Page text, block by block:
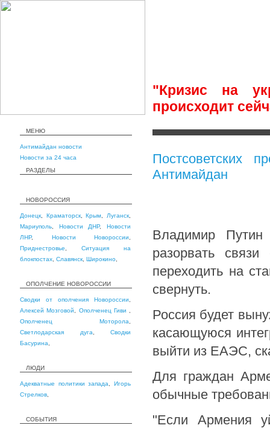
"Кризис на
происходит
МЕНЮ
Антимайдан новости
Новости за 24 часа
РАЗДЕЛЫ
НОВОРОССИЯ
Донецк Краматорск,Крым Луганск
Мариуполь
Новости ДНР,Новости
ЛНР, Новости Новороссии
Приднестровье
Ситуация на
блокпостах Славянск Широкино
ОПОЛЧЕНИЕ НОВОРОССИИ
Сводки от ополчения Новороссии
Алексей Мозговой
Ополченец Гиви
Ополченец Моторола
Светлодарская дуга
Сводки
Басурина
ЛЮДИ
Адекватные политики запада ,Игорь
Стрелков
СОБЫТИЯ
Постсоветских
Антимайдан
Владимир
разорвать
переходить на
свернуть.
Россия будет
касающуюся
выйти из ЕАЭС,
Для граждан
обычные
"Если Армения